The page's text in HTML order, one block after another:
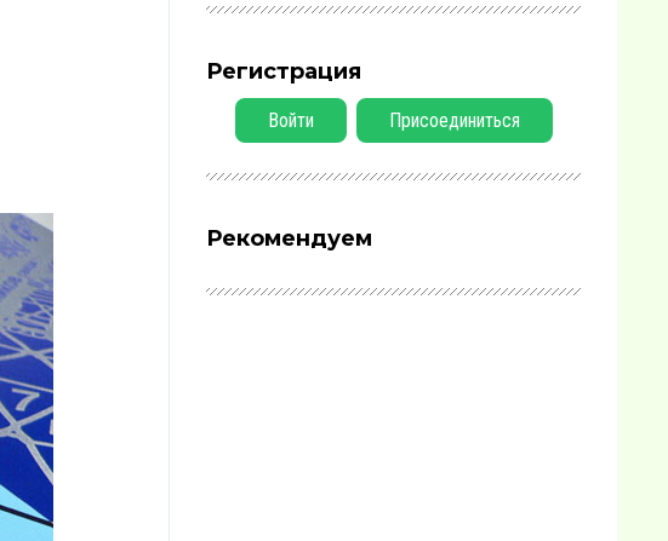
Регистрация
Войти Присоединиться
Рекомендуем